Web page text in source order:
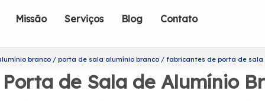
Missão Serviços Blog Contato
branco porta de sala alumínio branco fabricantes de porta de sala
de Sala de Alumínio